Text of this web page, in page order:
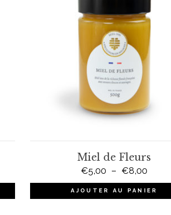
Miel de Fleurs
€5,00 – €8,00
de
prix :
AJOUTER AU PANIER